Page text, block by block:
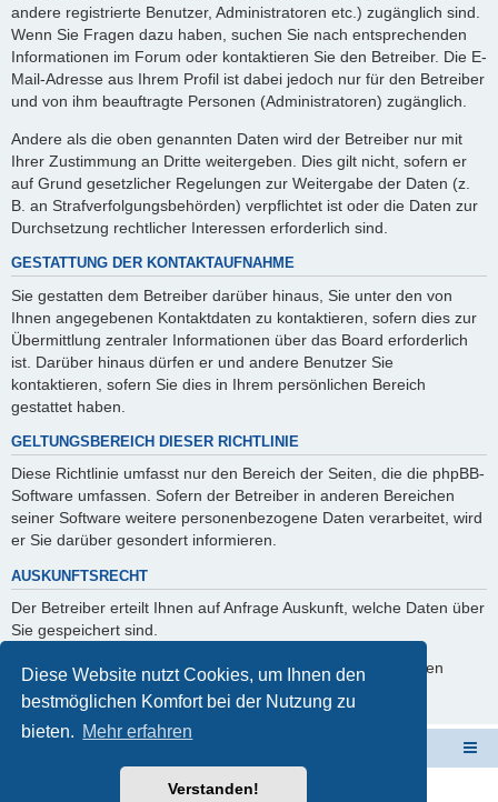
Diese Website nutzt Cookies, um Ihnen den
bestmöglichen Komfort bei der Nutzung zu
bieten. Mehr erfahren
Verstanden!
andere registrierte Benutzer, Administratoren etc.) zugänglich sind.
Wenn Sie Fragen dazu haben, suchen Sie nach entsprechenden
Informationen im Forum oder kontaktieren Sie den Betreiber. Die E-
Mail-Adresse aus Ihrem Profil ist dabei jedoch nur für den Betreiber
und von ihm beauftragte Personen (Administratoren) zugänglich.
Andere als die oben genannten Daten wird der Betreiber nur mit
Ihrer Zustimmung an Dritte weitergeben. Dies gilt nicht, sofern er
auf Grund gesetzlicher Regelungen zur Weitergabe der Daten (z.
B. an Strafverfolgungsbehörden) verpflichtet ist oder die Daten zur
Durchsetzung rechtlicher Interessen erforderlich sind.
GESTATTUNG DER KONTAKTAUFNAHME
Sie gestatten dem Betreiber darüber hinaus, Sie unter den von
Ihnen angegebenen Kontaktdaten zu kontaktieren, sofern dies zur
Übermittlung zentraler Informationen über das Board erforderlich
ist. Darüber hinaus dürfen er und andere Benutzer Sie
kontaktieren, sofern Sie dies in Ihrem persönlichen Bereich
gestattet haben.
GELTUNGSBEREICH DIESER RICHTLINIE
Diese Richtlinie umfasst nur den Bereich der Seiten, die die phpBB-
Software umfassen. Sofern der Betreiber in anderen Bereichen
seiner Software weitere personenbezogene Daten verarbeitet, wird
er Sie darüber gesondert informieren.
AUSKUNFTSRECHT
Der Betreiber erteilt Ihnen auf Anfrage Auskunft, welche Daten über
Sie gespeichert sind.
Sie können jederzeit die Löschung bzw. Sperrung Ihrer Daten
verlangen. Kontaktieren Sie hierzu bitte den Betreiber.
Powered byphpBB® Forum Software © phpBB Limited